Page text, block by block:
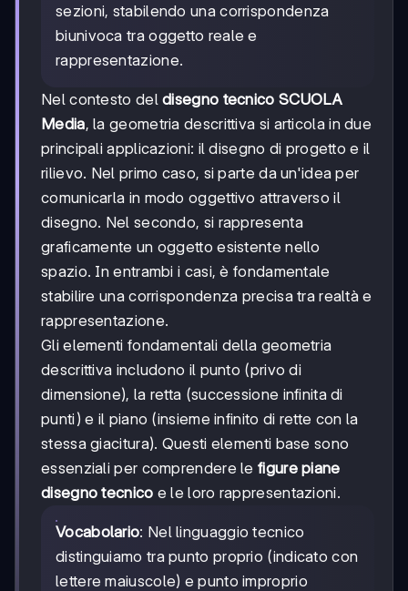
sezioni, stabilendo una corrispondenza
biunivoca tra oggetto reale e
rappresentazione.
Nel contesto deldisegno tecnico SCUOLA
Media, la geometria descrittiva si articola in due
principali applicazioni: il disegno di progetto e il
rilievo. Nel primo caso, si parte da un'idea per
comunicarla in modo oggettivo attraverso il
disegno. Nel secondo, si rappresenta
graficamente un oggetto esistente nello
spazio. In entrambi i casi, è fondamentale
stabilire una corrispondenza precisa tra realtà e
rappresentazione.
Gli elementi fondamentali della geometria
descrittiva includono il punto (privo di
dimensione), la retta (successione infinita di
punti) e il piano (insieme infinito di rette con la
stessa giacitura). Questi elementi base sono
essenziali per comprendere lefigure piane
disegno tecnico e le loro rappresentazioni.
Vocabolario: Nel linguaggio tecnico
distinguiamo tra punto proprio (indicato con
lettere maiuscole) e punto improprio